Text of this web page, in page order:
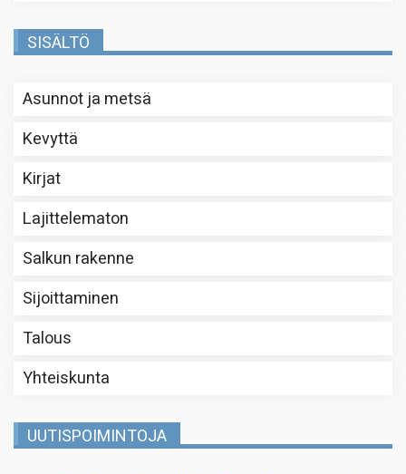
SISÄLTÖ
Asunnot ja metsä
Kevyttä
Kirjat
Lajittelematon
Salkun rakenne
Sijoittaminen
Talous
Yhteiskunta
UUTISPOIMINTOJA